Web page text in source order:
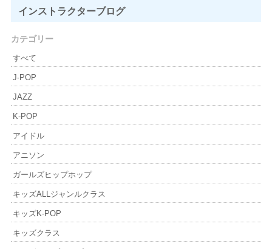
インストラクターブログ
カテゴリー
すべて
J-POP
JAZZ
K-POP
アイドル
アニソン
ガールズヒップホップ
キッズALLジャンルクラス
キッズK-POP
キッズクラス